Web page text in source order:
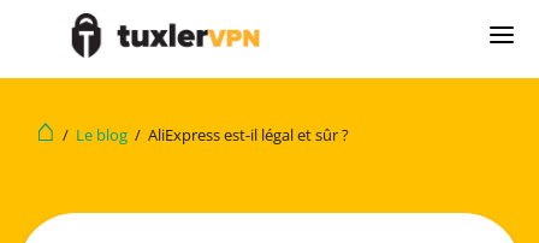
⌂ / Le blog /AliExpress est-il légal et sûr ?